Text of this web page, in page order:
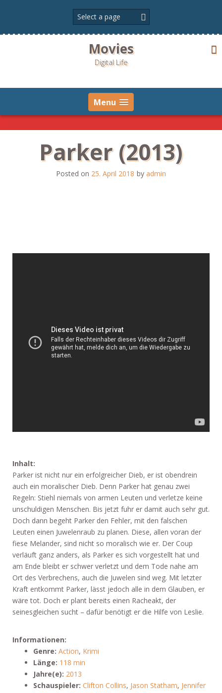
Movies
Digital Life
Menu
Parker (2013)
Posted on 25. April 2018 by admin
Inhalt:
Parker ist nicht nur ein erfolgreicher Dieb, er ist obendrein
auch ein moralischer Dieb. Denn Parker hat genau zwei
Regeln: Stiehl niemals von armen Leuten und verletze keine
unschuldigen Menschen. Bis jetzt fuhr er damit auch sehr gut.
Doch dann begeht Parker den Fehler, mit den falschen
Leuten einen Juwelenraub zu planen. Diese, allen voran der
fiese Melander, sind nicht so moralisch wie er. Der Coup
verläuft ganz anders, als Parker es sich vorgestellt hat und
am Ende bleibt er schwer verletzt und dem Tode nahe am
Ort des Verbrechens, auch die Juwelen sind weg. Mit letzter
Kraft entkommt Parker, lässt jedoch alle in dem Glauben, er
wäre tot. Doch er plant bereits einen Racheakt, der
seinesgleichen sucht – dafür benötigt er die Hilfe von Leslie.
Informationen:
Genre: Action, Krimi
Länge: 118 min
Jahre(e): 2013
Schauspieler: Clifton Collins, Jason Statham, Jennifer